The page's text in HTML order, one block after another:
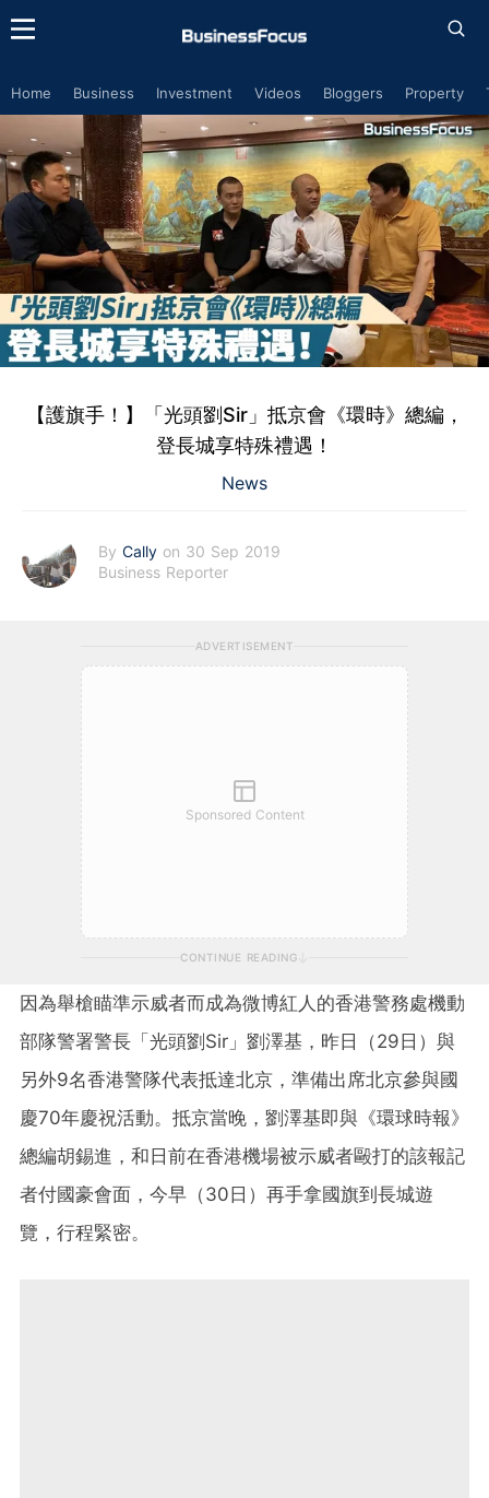
Home Business Investment Videos Bloggers Property
【護旗手！】「光頭劉Sir」抵京會《環時》總編，
登長城享特殊禮遇！
News
By Cally on 30 Sep 2019
Business Reporter
ADVERTISEMENT
Sponsored Content
CONTINUE READING
因為舉槍瞄準示威者而成為微博紅人的香港警務處機動
部隊警署警長「光頭劉Sir」劉澤基，昨日（29日）與
另外9名香港警隊代表抵達北京，準備出席北京參與國
慶70年慶祝活動。抵京當晚，劉澤基即與《環球時報》
總編胡錫進，和日前在香港機場被示威者毆打的該報記
者付國豪會面，今早（30日）再手拿國旗到長城遊
覽，行程緊密。